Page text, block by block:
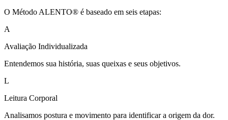
O Método ALENTO® é baseado em seis etapas:
A
Avaliação Individualizada
Entendemos sua história, suas queixas e seus objetivos.
L
Leitura Corporal
Analisamos postura e movimento para identificar a origem da dor.